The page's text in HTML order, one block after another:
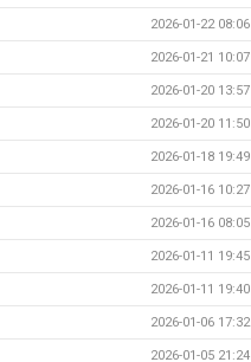
2026-01-22 08:06
2026-01-21 10:07
2026-01-20 13:57
2026-01-20 11:50
2026-01-18 19:49
2026-01-16 10:27
2026-01-16 08:05
2026-01-11 19:45
2026-01-11 19:40
2026-01-06 17:32
2026-01-05 21:24